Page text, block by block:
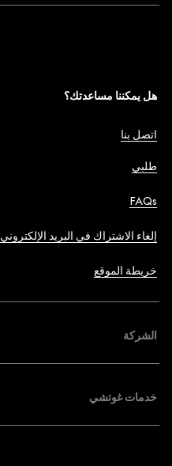
هل يمكننا مساعدتك؟
اتصل بنا
طلبي
FAQs
إلغاء الاشتراك في البريد الإلكتروني
خريطة الموقع
الشركة
خدمات غوتشي